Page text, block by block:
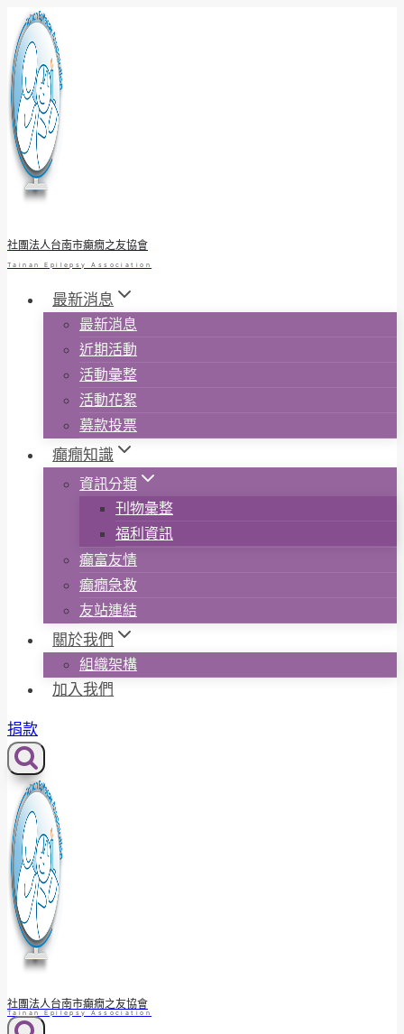
Skip
to
content
社團法人台南市癲癇之友協會
Tainan Epilepsy Association
最新消息
最新消息
近期活動
活動彙整
活動花絮
募款投票
癲癇知識
資訊分類
刊物彙整
福利資訊
癲富友情
癲癇急救
友站連結
關於我們
組織架構
加入我們
捐款
社團法人台南市癲癇之友協會
Tainan Epilepsy Association